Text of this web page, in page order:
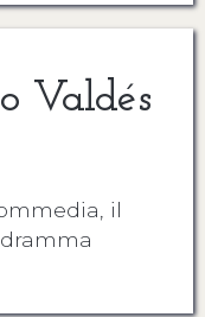
Valdés
il